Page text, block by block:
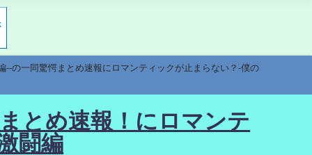
の一同驚愕まとめ速報にロマンティックが止まらない？-僕の
とめ速報！にロマンテ
闘編